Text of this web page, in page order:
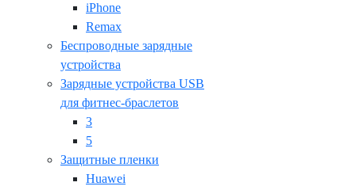
iPhone
Remax
Беспроводные зарядные
устройства
Зарядные устройства USB
для фитнес-браслетов
3
5
Защитные пленки
Huawei